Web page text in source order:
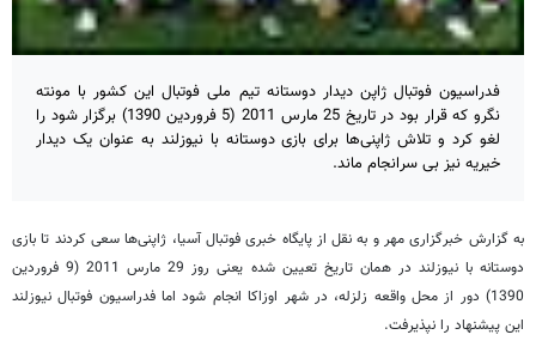
فدراسیون فوتبال ژاپن دیدار دوستانه تیم ملی فوتبال این کشور با مونته
نگرو که قرار بود در تاریخ 25 مارس 2011 (5 فروردین 1390) برگزار شود را
لغو کرد و تلاش ژاپنی‌ها برای بازی دوستانه با نیوزلند به عنوان یک دیدار
خیریه نیز بی سرانجام ماند.
به گزارش خبرگزاری مهر و به نقل از پایگاه خبری فوتبال آسیا، ژاپنی‌ها سعی کردند تا بازی
دوستانه با نیوزلند در همان تاریخ تعیین شده یعنی روز 29 مارس 2011 (9 فروردین
1390) دور از محل واقعه زلزله، در شهر اوزاکا انجام شود اما فدراسیون فوتبال نیوزلند
این پیشنهاد را نپذیرفت.